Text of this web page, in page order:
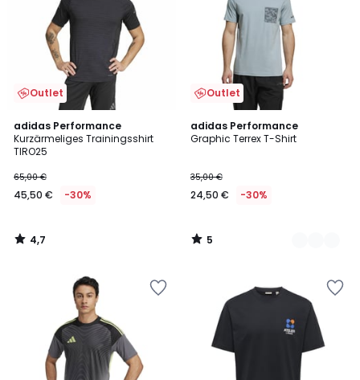
Outlet
adidas Performance
Kurzärmeliges Trainingsshirt
TIRO25
65,00 €
45,50 € -30%
4,7
/ 5
4,7
/
Outlet
adidas Performance
Graphic Terrex T-Shirt
35,00 €
24,50 € -30%
5
/
2
Farben
5
/